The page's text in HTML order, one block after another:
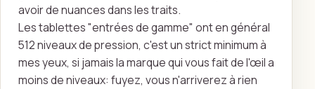
avoir de nuances dans les traits.
Les tablettes "entrées de gamme" ont en général
512 niveaux de pression, c'est un strict minimum à
mes yeux, si jamais la marque qui vous fait de l'œil a
moins de niveaux: fuyez, vous n'arriverez à rien